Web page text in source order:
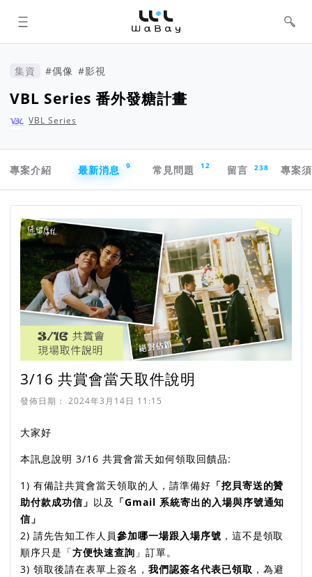
WaBay 挖貝 | 台灣最值得信賴的群眾
集資 / 群眾募資平台
集資 #偶像 #影視
VBL Series 番外發糖計畫
VBL Series
專案介紹
最新消息 9 常見問題 12 留言 238 專案
3/16 共賞會當天取件說明
發佈日期： 2024年3月14日 11:15
大家好
本訊息說明 3/16 共賞會當天如何領取回饋品:
1) 有備註共賞會當天領取的人，請準備好 「挖貝寄送的贊
助付款成功信」 以及 「Gmail 系統寄出的入場與序號通知
信」
2) 請先告知工作人員參加哪一場跟入場序號 ，這不是領取
順序只是「方便快速查詢 」訂單。
3) 領取後請在表單上簽名， 我們認簽名代表已領取 ，為避